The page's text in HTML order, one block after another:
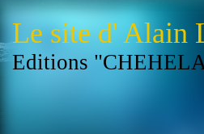
Le site d' Alain
Editions